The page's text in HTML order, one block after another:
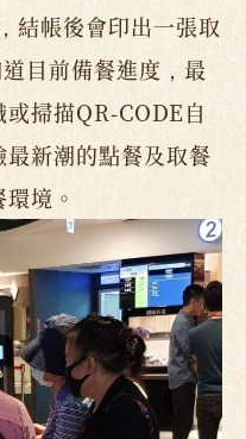
結帳後會印出一張取
目前備餐進度，最
掃描QR-CODE自
新潮的點餐及取餐
境。